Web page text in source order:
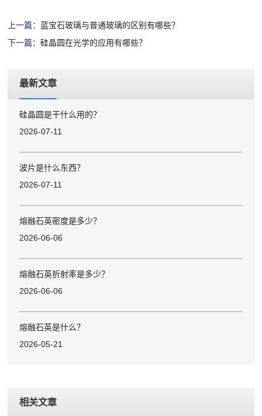
上一篇：蓝宝石玻璃与普通玻璃的区别有哪些？
下一篇：硅晶圆在光学的应用有哪些？
最新文章
硅晶圆是干什么用的？
2026-07-11
波片是什么东西？
2026-07-11
熔融石英密度是多少？
2026-06-06
熔融石英折射率是多少？
2026-06-06
熔融石英是什么？
2026-05-21
相关文章